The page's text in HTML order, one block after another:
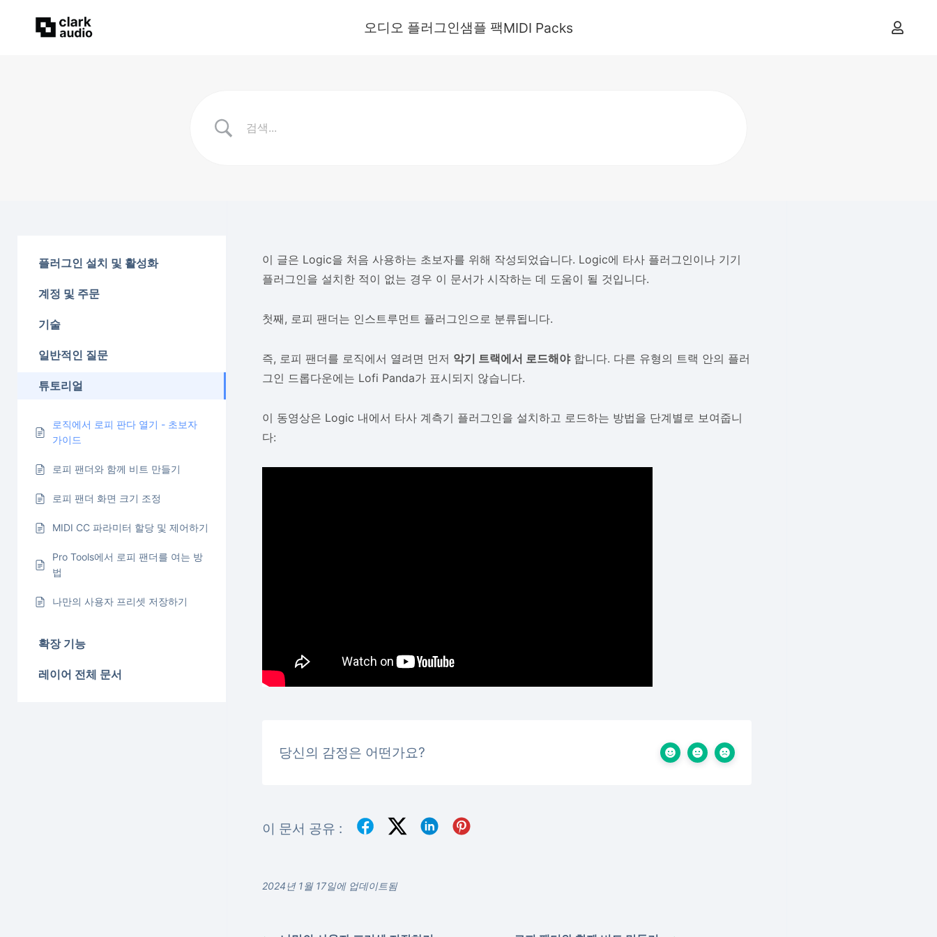
오디오 플러그인샘플 팩MIDI Packs
플러그인 설치 및 활성화
계정 및 주문
기술
일반적인 질문
튜토리얼
로직에서 로피 판다 열기 - 초보자
가이드
로피 팬더와 함께 비트 만들기
로피 팬더 화면 크기 조정
MIDI CC 파라미터 할당 및 제어하기
Pro Tools에서 로피 팬더를 여는 방
법
나만의 사용자 프리셋 저장하기
확장 기능
레이어 전체 문서
이 글은 Logic을 처음 사용하는 초보자를 위해 작성되었습니다. Logic에 타사 플러그인이나 기기
플러그인을 설치한 적이 없는 경우 이 문서가 시작하는 데 도움이 될 것입니다.
첫째, 로피 팬더는 인스트루먼트 플러그인으로 분류됩니다.
즉, 로피 팬더를 로직에서 열려면 먼저 악기 트랙에서 로드해야합니다. 다른 유형의 트랙 안의 플러
그인 드롭다운에는 Lofi Panda가 표시되지 않습니다.
이 동영상은 Logic 내에서 타사 계측기 플러그인을 설치하고 로드하는 방법을 단계별로 보여줍니
다:
당신의 감정은 어떤가요?
이 문서 공유 :
2024년 1월 17일에 업데이트됨